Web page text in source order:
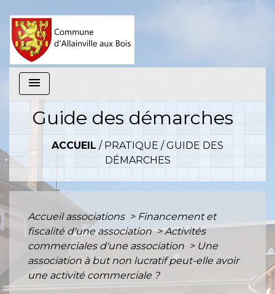
menu
Guide des démarches
ACCUEIL / PRATIQUE /GUIDE DES
DÉMARCHES
Accueil associations > Financement et
fiscalité d'une association> Activités
commerciales d'une association > Une
association à but non lucratif peut-elle avoir
une activité commerciale ?